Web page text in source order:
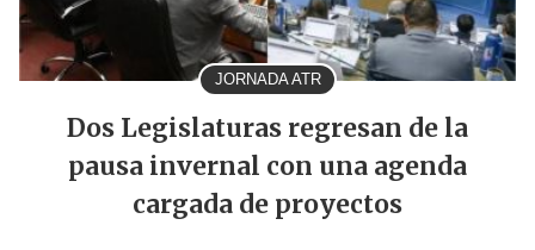
JORNADA ATR
Dos Legislaturas regresan de la
pausa invernal con una agenda
cargada de proyectos